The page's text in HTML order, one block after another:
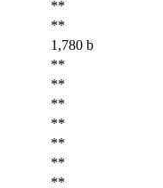
**
**
1,780 b
**
**
**
**
**
**
**